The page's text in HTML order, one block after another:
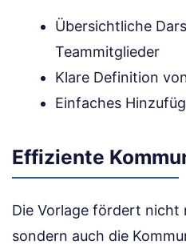
Übersichtliche
Teammitglieder
Klare Definition
Einfaches
Effiziente
Die Vorlage fördert nicht
sondern auch die